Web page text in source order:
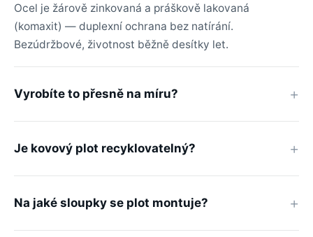
Ocel je žárově zinkovaná a práškově lakovaná
(komaxit) — duplexní ochrana bez natírání.
Bezúdržbové, životnost běžně desítky let.
Vyrobíte to přesně na míru?
Je kovový plot recyklovatelný?
Na jaké sloupky se plot montuje?